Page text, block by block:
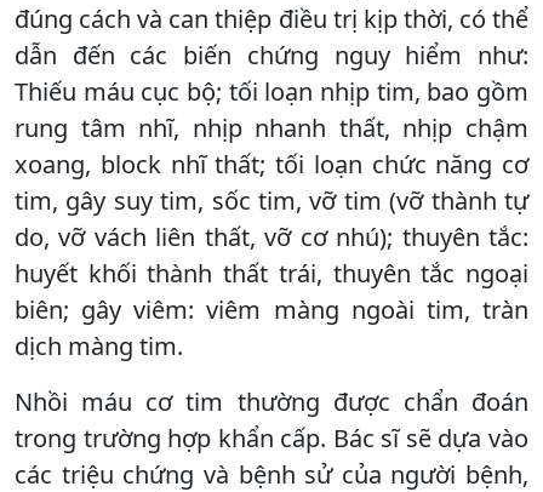
đúng cách và can thiệp điều trị kịp thời, có thể
dẫn đến các biến chứng nguy hiểm như:
Thiếu máu cục bộ; tối loạn nhịp tim, bao gồm
rung tâm nhĩ, nhịp nhanh thất, nhịp chậm
xoang, block nhĩ thất; tối loạn chức năng cơ
tim, gây suy tim, sốc tim, vỡ tim (vỡ thành tự
do, vỡ vách liên thất, vỡ cơ nhú); thuyên tắc:
huyết khối thành thất trái, thuyên tắc ngoại
biên; gây viêm: viêm màng ngoài tim, tràn
dịch màng tim.
Nhồi máu cơ tim thường được chẩn đoán
trong trường hợp khẩn cấp. Bác sĩ sẽ dựa vào
các triệu chứng và bệnh sử của người bệnh,